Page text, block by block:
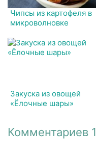
Чипсы из картофеля в
микроволновке
Закуска из овощей
«Ёлочные шары»
Комментариев 1